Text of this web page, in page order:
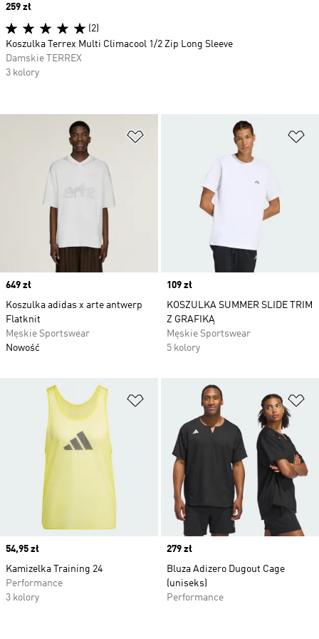
Dodaj do listy życzeń
Price
649 zł
Koszulka adidas x arte antwerp
Flatknit
Męskie Sportswear
Nowość
Price
109 zł
KOSZULKA SUMMER SLIDE TRIM
Z GRAFIKĄ
Męskie Sportswear
5 kolory
Dodaj do listy życzeń
Price
54,95 zł
Kamizelka Training 24
Performance
3 kolory
Price
279 zł
Bluza Adizero Dugout Cage
(uniseks)
Performance
Price
259 zł
(2)
Koszulka Terrex Multi Climacool 1/2 Zip Long Sleeve
Damskie TERREX
3 kolory